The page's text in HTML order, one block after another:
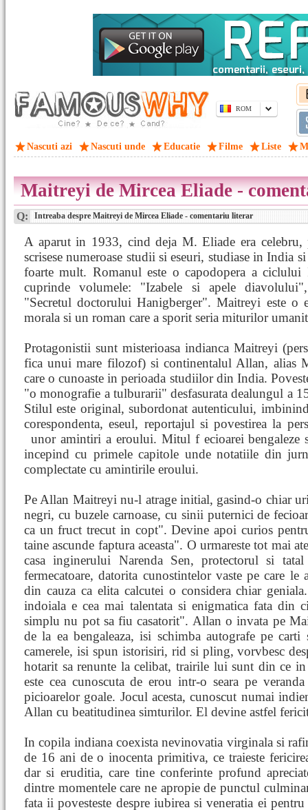
ROM
Nascuti azi Nascuti unde Educatie Filme Liste
Maitreyi de Mircea Eliade -
Q: Intreaba despre Maitreyi de Mircea Eliade - comentariu literar
A aparut in 1933, cind deja M. Eliade era celebru,
scrisese numeroase studii si eseuri, studiase in India
foarte mult. Romanul este o capodopera a ciclului
cuprinde volumele: "Izabele si apele
"Secretul doctorului Hanigberger". Maitreyi este o
morala si un roman care a sporit seria miturilor
Protagonistii sunt misterioasa indianca Maitreyi
fica unui mare filozof) si continentalul Allan, alias
care o cunoaste in perioada studiilor din India.
"o monografie a tulburarii" desfasurata dealungul a
Stilul este original, subordonat autenticului,
corespondenta, eseul, reportajul si povestirea la
unor amintiri a eroului. Mitul f ecioarei
incepind cu primele capitole unde notatiile din
complectate cu amintirile eroului.
Pe Allan Maitreyi nu-l atrage initial, gasind-o chiar
negri, cu buzele carnoase, cu sinii puternici de
ca un fruct trecut in copt". Devine apoi curios
taine ascunde faptura aceasta". O urmareste tot mai
casa inginerului Narenda Sen, protectorul si
fermecatoare, datorita cunostintelor vaste pe care
din cauza ca elita calcutei o considera chiar
indoiala e cea mai talentata si enigmatica fata din
simplu nu pot sa fiu casatorit". Allan o invata pe
de la ea bengaleaza, isi schimba autografe pe
camerele, isi spun istorisiri, rid si pling, vorvbesc
hotarit sa renunte la celibat, trairile lui sunt din ce in
este cea cunoscuta de erou intr-o seara pe
picioarelor goale. Jocul acesta, cunoscut numai
Allan cu beatitudinea simturilor. El devine astfel
In copila indiana coexista nevinovatia virginala si
de 16 ani de o inocenta primitiva, ce traieste
dar si eruditia, care tine conferinte profund
dintre momentele care ne apropie de punctul
fata ii povesteste despre iubirea si veneratia ei